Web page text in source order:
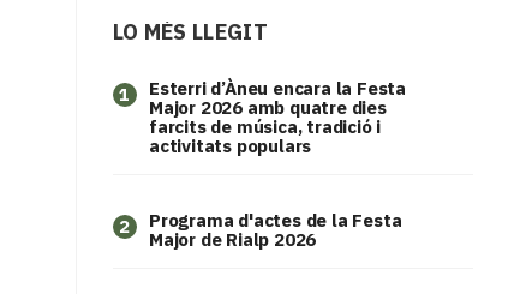
LO MÉS LLEGIT
1
Esterri d’Àneu encara la Festa
Major 2026 amb quatre dies
farcits de música, tradició i
activitats populars
2
Programa d'actes de la Festa
Major de Rialp 2026